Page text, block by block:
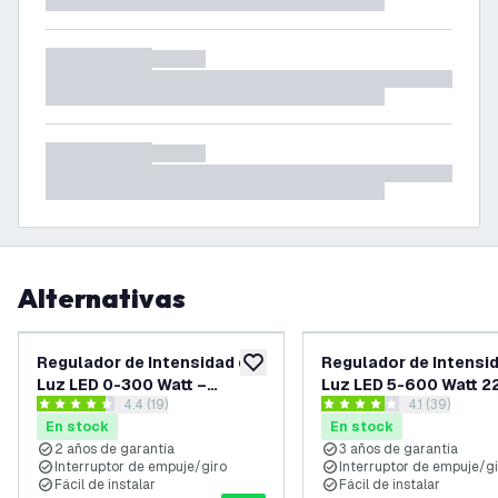
Alternativas
añadir a lista de deseos
Regulador de Intensidad de
Luz LED 0-300 Watt –
Universalabrir el panel de reseñas
4.4 estrellas de puntuación
4.4 (19)
En stock
2 años de garantía
Interruptor de empuje/giro
Fácil de instalar
Regulador de
Luz LED 5-600 Watt
240V - Corte de fase
Universal
abrir el
4.1 estrellas de puntuación
4.1 (39)
En stock
3 años de garantía
Interruptor de empuje/
Fácil de instalar